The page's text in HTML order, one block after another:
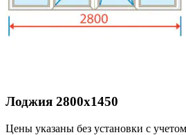
Лоджия 2800х1450
Цены указаны без установки с